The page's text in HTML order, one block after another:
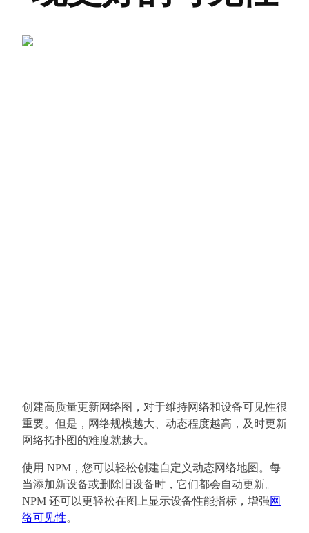
创建高质量更新网络图，对于维持网络和设备可见性很
重要。但是，网络规模越大、动态程度越高，及时更新
网络拓扑图的难度就越大。
使用 NPM，您可以轻松创建自定义动态网络地图。每
当添加新设备或删除旧设备时，它们都会自动更新。
NPM 还可以更轻松在图上显示设备性能指标，增强网
络可见性。